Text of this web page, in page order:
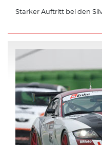
Starker Auftritt bei den